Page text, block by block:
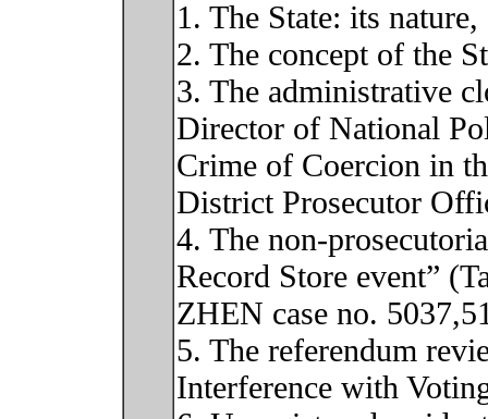
1. The State: its
2. The concept of the
3. The administrative
Director of National
Crime of Coercion in
District Prosecutor
4. The non-
Record Store event”
ZHEN case no.
5. The referendum
Interference with